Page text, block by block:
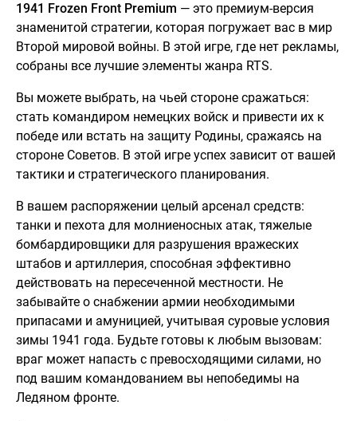
1941 Frozen Front Premium — это премиум-версия
знаменитой стратегии, которая погружает вас в мир
Второй мировой войны. В этой игре, где нет рекламы,
собраны все лучшие элементы жанра RTS.
Вы можете выбрать, на чьей стороне сражаться:
стать командиром немецких войск и привести их к
победе или встать на защиту Родины, сражаясь на
стороне Советов. В этой игре успех зависит от вашей
тактики и стратегического планирования.
В вашем распоряжении целый арсенал средств:
танки и пехота для молниеносных атак, тяжелые
бомбардировщики для разрушения вражеских
штабов и артиллерия, способная эффективно
действовать на пересеченной местности. Не
забывайте о снабжении армии необходимыми
припасами и амуницией, учитывая суровые условия
зимы 1941 года. Будьте готовы к любым вызовам:
враг может напасть с превосходящими силами, но
под вашим командованием вы непобедимы на
Ледяном фронте.